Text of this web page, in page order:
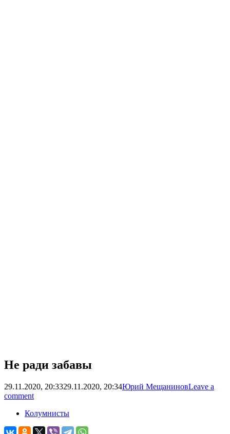
Не ради забавы
29.11.2020, 20:3329.11.2020, 20:34Юрий МещаниновLeave a
comment
Колумнисты